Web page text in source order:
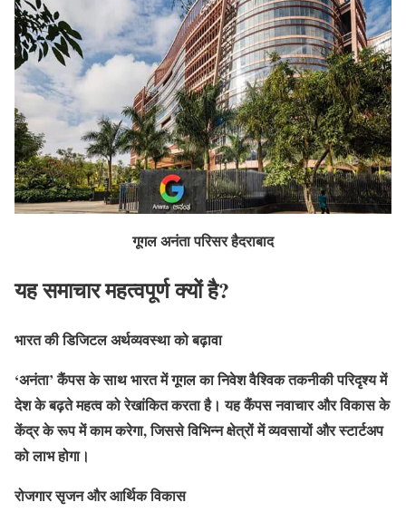
गूगल अनंता परिसर हैदराबाद
यह समाचार महत्वपूर्ण क्यों है?
भारत की डिजिटल अर्थव्यवस्था को बढ़ावा
‘अनंता’ कैंपस के साथ भारत में गूगल का निवेश वैश्विक तकनीकी परिदृश्य में
देश के बढ़ते महत्व को रेखांकित करता है। यह कैंपस नवाचार और विकास के
केंद्र के रूप में काम करेगा, जिससे विभिन्न क्षेत्रों में व्यवसायों और स्टार्टअप
को लाभ होगा।
रोजगार सृजन और आर्थिक विकास